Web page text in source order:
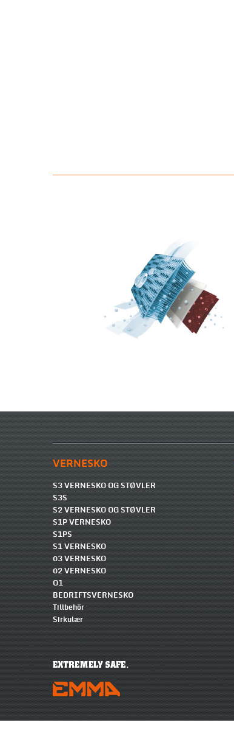
VERNESKO
S3 VERNESKO OG STØVLER
S3S
S2 VERNESKO OG STØVLER
S1P VERNESKO
S1PS
S1 VERNESKO
03 VERNESKO
02 VERNESKO
O1
BEDRIFTSVERNESKO
Tillbehör
Sirkulær